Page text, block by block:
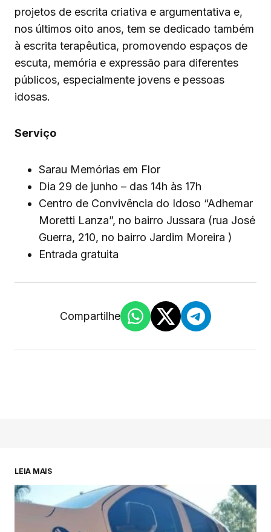
projetos de escrita criativa e argumentativa e,
nos últimos oito anos, tem se dedicado também
à escrita terapêutica, promovendo espaços de
escuta, memória e expressão para diferentes
públicos, especialmente jovens e pessoas
idosas.
Serviço
Sarau Memórias em Flor
Dia 29 de junho – das 14h às 17h
Centro de Convivência do Idoso “Adhemar
Moretti Lanza”, no bairro Jussara (rua José
Guerra, 210, no bairro Jardim Moreira )
Entrada gratuita
Compartilhe
LEIA MAIS